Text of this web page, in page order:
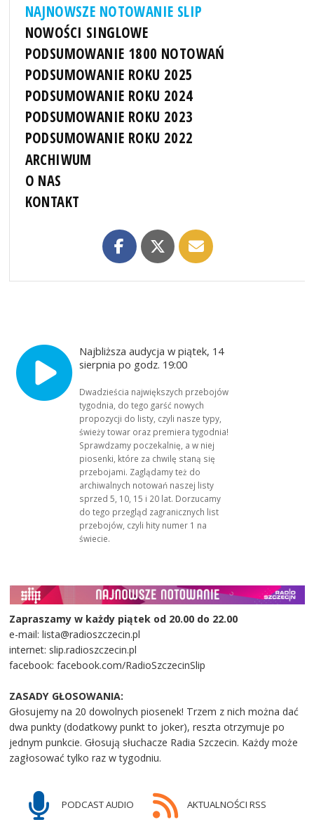
NAJNOWSZE NOTOWANIE SLIP
NOWOŚCI SINGLOWE
PODSUMOWANIE 1800 NOTOWAŃ
PODSUMOWANIE ROKU 2025
PODSUMOWANIE ROKU 2024
PODSUMOWANIE ROKU 2023
PODSUMOWANIE ROKU 2022
ARCHIWUM
O NAS
KONTAKT
Najbliższa audycja w piątek, 14
sierpnia po godz. 19:00
Dwadzieścia największych przebojów
tygodnia, do tego garść nowych
propozycji do listy, czyli nasze typy,
świeży towar oraz premiera tygodnia!
Sprawdzamy poczekalnię, a w niej
piosenki, które za chwilę staną się
przebojami. Zaglądamy też do
archiwalnych notowań naszej listy
sprzed 5, 10, 15 i 20 lat. Dorzucamy
do tego przegląd zagranicznych list
przebojów, czyli hity numer 1 na
świecie.
Zapraszamy w każdy piątek od 20.00 do 22.00
e-mail: lista@radioszczecin.pl
internet: slip.radioszczecin.pl
facebook: facebook.com/RadioSzczecinSlip
ZASADY GŁOSOWANIA:
Głosujemy na 20 dowolnych piosenek! Trzem z nich można dać
dwa punkty (dodatkowy punkt to joker), reszta otrzymuje po
jednym punkcie. Głosują słuchacze Radia Szczecin. Każdy może
zagłosować tylko raz w tygodniu.
PODCAST AUDIO AKTUALNOŚCI RSS